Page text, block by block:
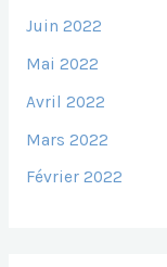
Juin 2022
Mai 2022
Avril 2022
Mars 2022
Février 2022